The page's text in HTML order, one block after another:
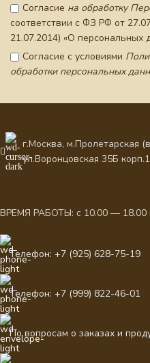
Согласие на обработку
соответствии с ФЗ РФ от
21.07.2014) «О персональных
Согласие с условиями
обработки персональных
г.Москва, м.Пролетарская
ул.Воронцовская 35Б
ВРЕМЯ РАБОТЫ: с 10.00 — 18.00
Телефон: +7 (925) 628-75-19
Телефон: +7 (999) 822-46-01
По вопросам о заказах и